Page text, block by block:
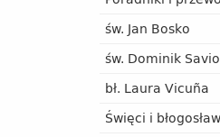
św. Jan Bosko
św. Dominik Savio
bł. Laura Vicuña
Święci i